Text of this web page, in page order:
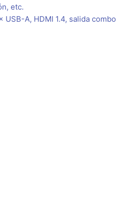
etc.
A, HDMI 1.4, salida combo